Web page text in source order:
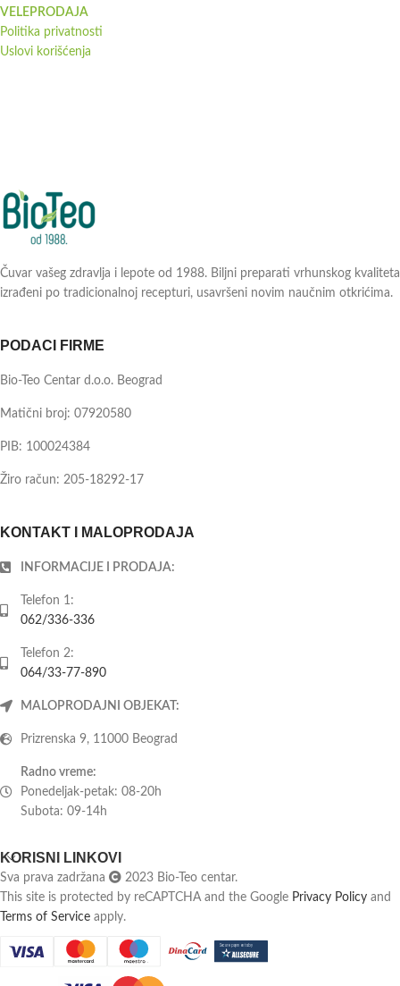
VELEPRODAJA
Politika privatnosti
Uslovi korišćenja
Čuvar vašeg zdravlja i lepote od 1988. Biljni preparati vrhunskog kvaliteta
izrađeni po tradicionalnoj recepturi, usavršeni novim naučnim otkrićima.
PODACI FIRME
Bio-Teo Centar d.o.o. Beograd
Matični broj: 07920580
PIB: 100024384
Žiro račun: 205-18292-17
KONTAKT I MALOPRODAJA
INFORMACIJE I PRODAJA:
Telefon 1:
062/336-336
Telefon 2:
064/33-77-890
MALOPRODAJNI OBJEKAT:
Prizrenska 9, 11000 Beograd
Radno vreme:
Ponedeljak-petak: 08-20h
Subota: 09-14h
KORISNI LINKOVI
Sva prava zadržana
2023 Bio-Teo centar.
This site is protected by reCAPTCHA and the Google Privacy Policy and
Terms of Service apply.